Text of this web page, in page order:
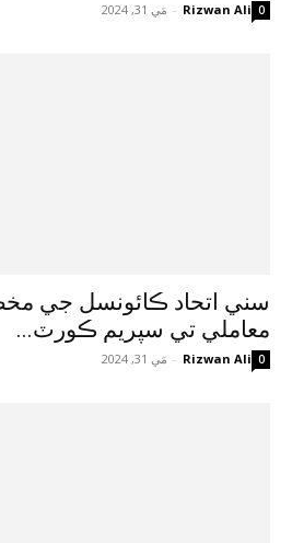
Rizwan Ali
- مَي 31, 2024 0
سني اتحاد ڪائونسل جي
معاملي تي سپريم ڪورٽ...
Rizwan Ali
- مَي 31, 2024 0